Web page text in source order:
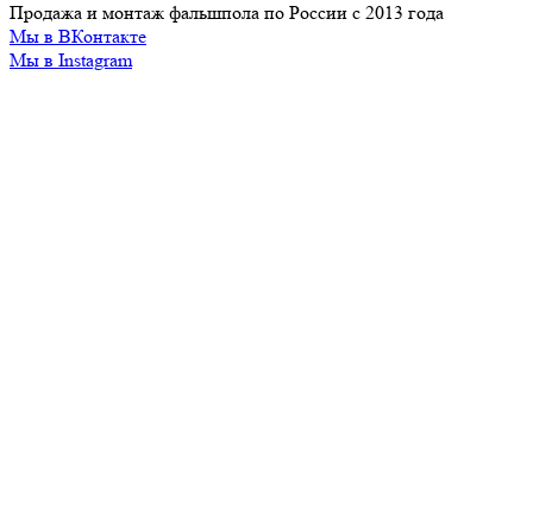
Продажа и монтаж фальшпола по России с 2013 года
Мы в ВКонтакте
Мы в Instagram